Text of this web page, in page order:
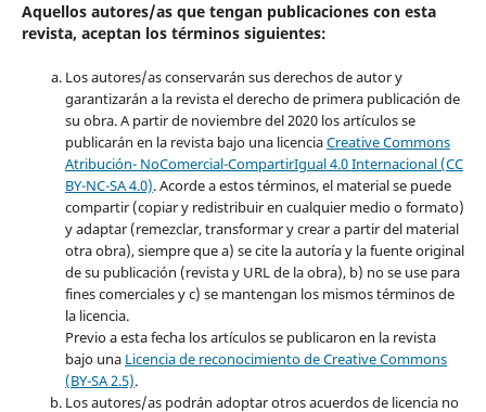
Aquellos autores/as que tengan publicaciones con esta
revista, aceptan los términos siguientes:
Los autores/as conservarán sus derechos de autor y
garantizarán a la revista el derecho de primera publicación de
su obra. A partir de noviembre del 2020 los artículos se
publicarán en la revista bajo una licenciaCreative Commons
Atribución- NoComercial-CompartirIgual 4.0 Internacional (CC
BY-NC-SA 4.0). Acorde a estos términos, el material se puede
compartir (copiar y redistribuir en cualquier medio o formato)
y adaptar (remezclar, transformar y crear a partir del material
otra obra), siempre que a) se cite la autoría y la fuente original
de su publicación (revista y URL de la obra), b) no se use para
fines comerciales y c) se mantengan los mismos términos de
la licencia.
Previo a esta fecha los artículos se publicaron en la revista
bajo una Licencia de reconocimiento de Creative Commons
(BY-SA 2.5).
Los autores/as podrán adoptar otros acuerdos de licencia no